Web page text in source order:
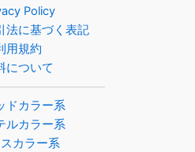
Policy
法に基づく表記
用規約
について
ドカラー系
ルカラー系
カラー系